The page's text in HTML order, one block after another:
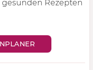
gesunden Rezepten